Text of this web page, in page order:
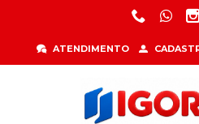
ATENDIMENTO